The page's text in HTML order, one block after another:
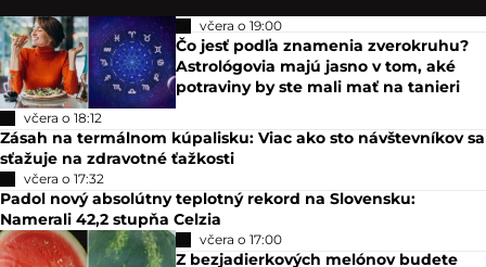
včera o 19:00
Čo jesť podľa znamenia zverokruhu?
Astrológovia majú jasno v tom, aké
potraviny by ste mali mať na tanieri
včera o 18:12
Zásah na termálnom kúpalisku: Viac ako sto návštevníkov sa
sťažuje na zdravotné ťažkosti
včera o 17:32
Padol nový absolútny teplotný rekord na Slovensku:
Namerali 42,2 stupňa Celzia
včera o 17:00
Z bezjadierkových melónov budete